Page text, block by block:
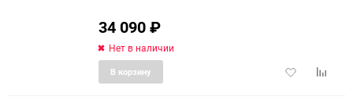
34 090₽
Нет в наличии
Добавить
В корзину